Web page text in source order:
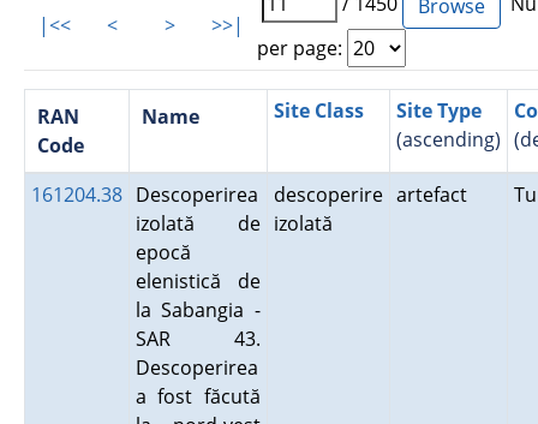
|<< < > >>|
per page:
RAN
Code
Name Site Class
Site Type
(ascending)
161204.38 Descoperirea
izolată de
epocă
elenistică de
la Sabangia -
SAR 43.
Descoperirea
a fost făcută
descoperire
izolată
artefact